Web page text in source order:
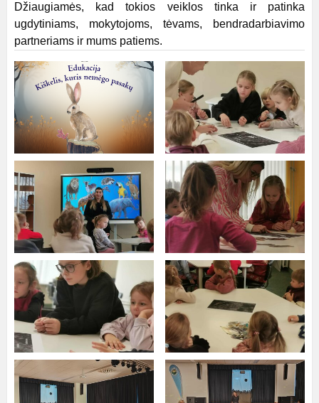
Džiaugiamės, kad tokios veiklos tinka ir patinka
ugdytiniams, mokytojoms, tėvams, bendradarbiavimo
partneriams ir mums patiems.